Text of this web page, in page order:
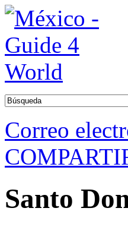
Correo
Santo